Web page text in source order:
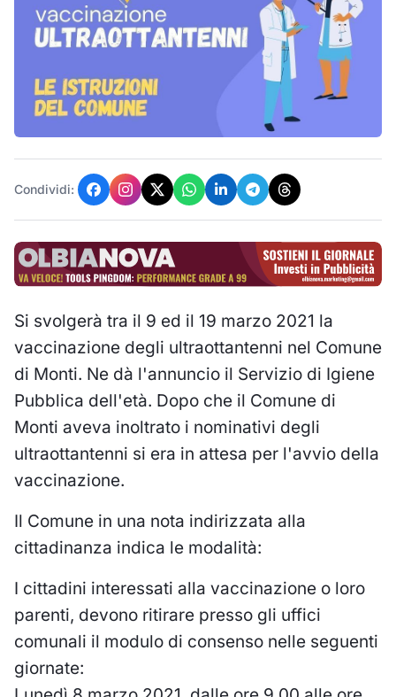
Condividi:
Si svolgerà tra il 9 ed il 19 marzo 2021 la
vaccinazione degli ultraottantenni nel Comune
di Monti. Ne dà l'annuncio il Servizio di Igiene
Pubblica dell'età. Dopo che il Comune di
Monti aveva inoltrato i nominativi degli
ultraottantenni si era in attesa per l'avvio della
vaccinazione.
Il Comune in una nota indirizzata alla
cittadinanza indica le modalità:
I cittadini interessati alla vaccinazione o loro
parenti, devono ritirare presso gli uffici
comunali il modulo di consenso nelle seguenti
giornate: